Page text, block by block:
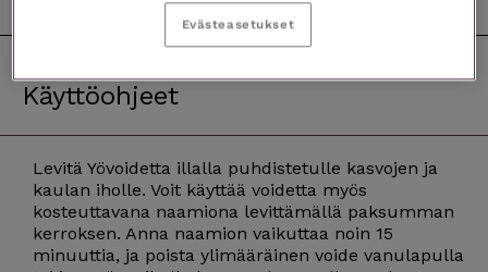
Käyttöohjeet
Levitä Yövoidetta illalla puhdistetulle kasvojen ja
kaulan iholle. Voit käyttää voidetta myös
kosteuttavana naamiona levittämällä paksumman
kerroksen. Anna naamion vaikuttaa noin 15
minuuttia, ja poista ylimääräinen voide vanulapulla
Evästeasetukset